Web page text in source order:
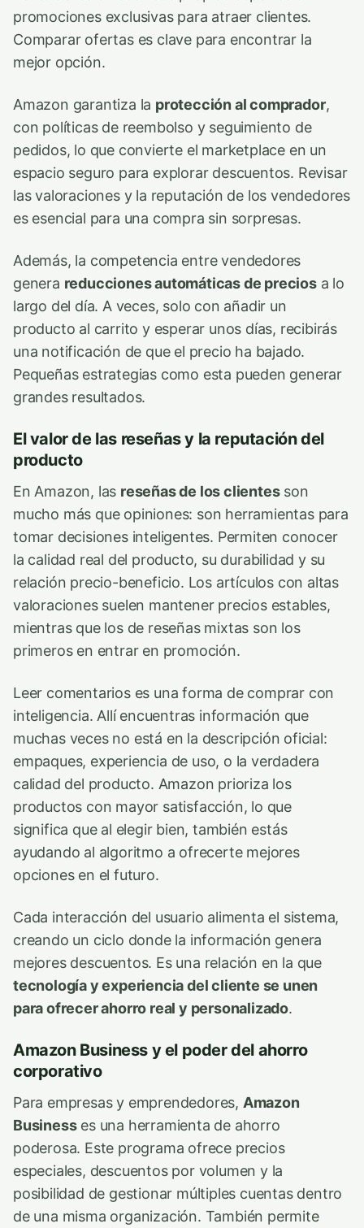
promociones exclusivas para atraer clientes.
Comparar ofertas es clave para encontrar la
mejor opción.
Amazon garantiza la protección al comprador,
con políticas de reembolso y seguimiento de
pedidos, lo que convierte el marketplace en un
espacio seguro para explorar descuentos. Revisar
las valoraciones y la reputación de los vendedores
es esencial para una compra sin sorpresas.
Además, la competencia entre vendedores
genera reducciones automáticas de preciosa lo
largo del día. A veces, solo con añadir un
producto al carrito y esperar unos días, recibirás
una notificación de que el precio ha bajado.
Pequeñas estrategias como esta pueden generar
grandes resultados.
El valor de las reseñas y la reputación del
producto
En Amazon, las reseñas de los clientesson
mucho más que opiniones: son herramientas para
tomar decisiones inteligentes. Permiten conocer
la calidad real del producto, su durabilidad y su
relación precio-beneficio. Los artículos con altas
valoraciones suelen mantener precios estables,
mientras que los de reseñas mixtas son los
primeros en entrar en promoción.
Leer comentarios es una forma de comprar con
inteligencia. Allí encuentras información que
muchas veces no está en la descripción oficial:
empaques, experiencia de uso, o la verdadera
calidad del producto. Amazon prioriza los
productos con mayor satisfacción, lo que
significa que al elegir bien, también estás
ayudando al algoritmo a ofrecerte mejores
opciones en el futuro.
Cada interacción del usuario alimenta el sistema,
creando un ciclo donde la información genera
mejores descuentos. Es una relación en la que
tecnología y experiencia del cliente se unen
para ofrecer ahorro real y personalizado.
Amazon Business y el poder del ahorro
corporativo
Para empresas y emprendedores, Amazon
Businesses una herramienta de ahorro
poderosa. Este programa ofrece precios
especiales, descuentos por volumen y la
posibilidad de gestionar múltiples cuentas dentro
de una misma organización. También permite